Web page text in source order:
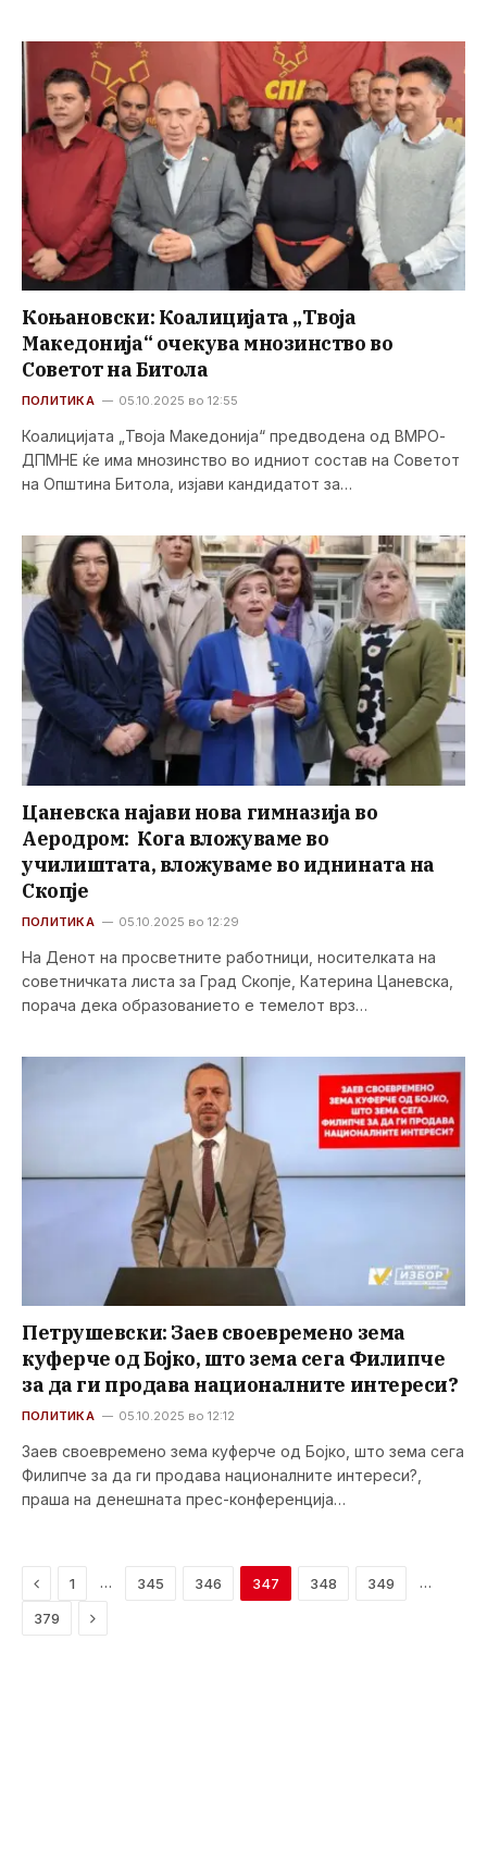
Коњановски: Коалицијата „Твоја
Македонија“ очекува мнозинство во
Советот на Битола
ПОЛИТИКА 05.10.2025 во 12:55
Коалицијата „Твоја Македонија“ предводена од ВМРО-
ДПМНЕ ќе има мнозинство во идниот состав на Советот
на Општина Битола, изјави кандидатот за…
Цаневска најави нова гимназија во
Аеродром: Кога вложуваме во
училиштата, вложуваме во иднината на
Скопје
ПОЛИТИКА 05.10.2025 во 12:29
На Денот на просветните работници, носителката на
советничката листа за Град Скопје, Катерина Цаневска,
порача дека образованието е темелот врз…
Петрушевски: Заев своевремено зема
куферче од Бојко, што зема сега Филипче
за да ги продава националните интереси?
ПОЛИТИКА 05.10.2025 во 12:12
Заев своевремено зема куферче од Бојко, што зема сега
Филипче за да ги продава националните интереси?,
праша на денешната прес-конференција…
Previous
1 … 345 346 347 348 349 …
379 Next